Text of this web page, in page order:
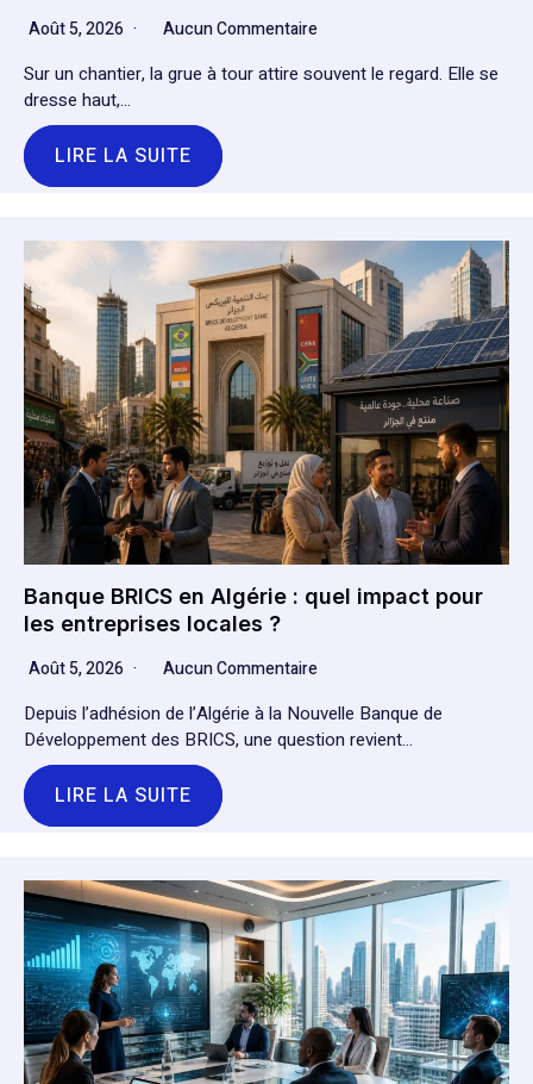
Août 5, 2026
Aucun Commentaire
Sur un chantier, la grue à tour attire souvent le regard. Elle se
dresse haut,…
LIRE LA SUITE
Banque BRICS en Algérie : quel impact pour
les entreprises locales ?
Août 5, 2026
Aucun Commentaire
Depuis l’adhésion de l’Algérie à la Nouvelle Banque de
Développement des BRICS, une question revient…
LIRE LA SUITE